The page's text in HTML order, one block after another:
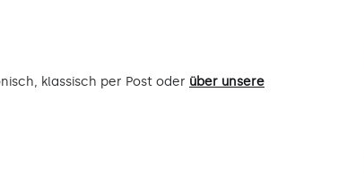
klassisch per Post oder über unsere